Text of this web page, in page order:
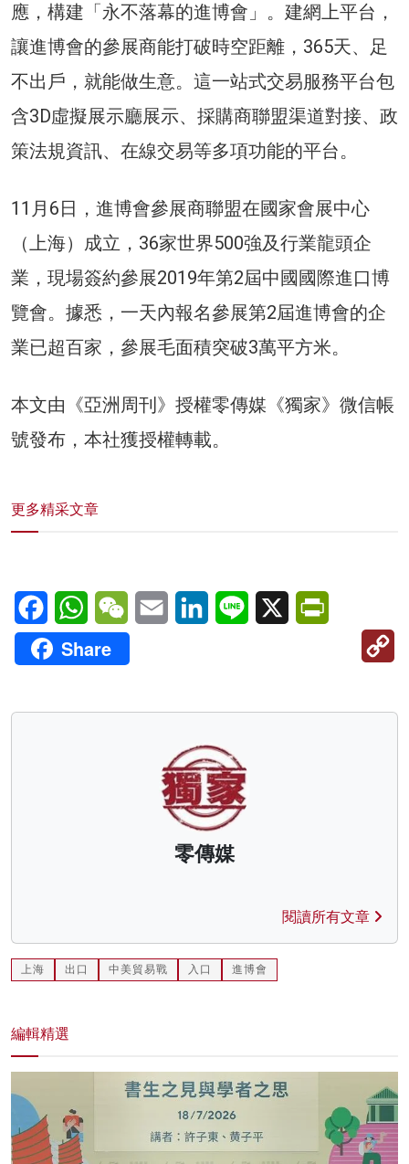
應，構建「永不落幕的進博會」。建網上平台，
讓進博會的參展商能打破時空距離，365天、足
不出戶，就能做生意。這一站式交易服務平台包
含3D虛擬展示廳展示、採購商聯盟渠道對接、政
策法規資訊、在線交易等多項功能的平台。
11月6日，進博會參展商聯盟在國家會展中心
（上海）成立，36家世界500強及行業龍頭企
業，現場簽約參展2019年第2屆中國國際進口博
覽會。據悉，一天內報名參展第2屆進博會的企
業已超百家，參展毛面積突破3萬平方米。
本文由《亞洲周刊》授權零傳媒《獨家》微信帳
號發布，本社獲授權轉載。
更多精采文章
FacebookWhatsAppWeChatEmail LinkedInLine X
Share
零傳媒
閱讀所有文章
上海 出口 中美貿易戰 入口 進博會
編輯精選